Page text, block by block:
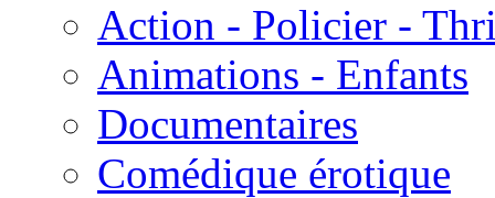
Action - Policier -
Animations - Enfants
Documentaires
Comédique érotique